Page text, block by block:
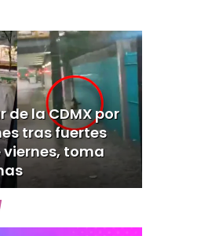
de la CDMX por
tras fuertes
toma